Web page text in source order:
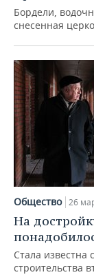
Бордели,
снесенная
Общество 26
На
Стала
строительства